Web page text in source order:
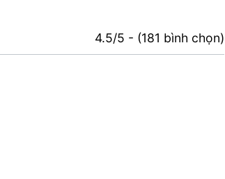
4.5/5 - (181 bình chọn)